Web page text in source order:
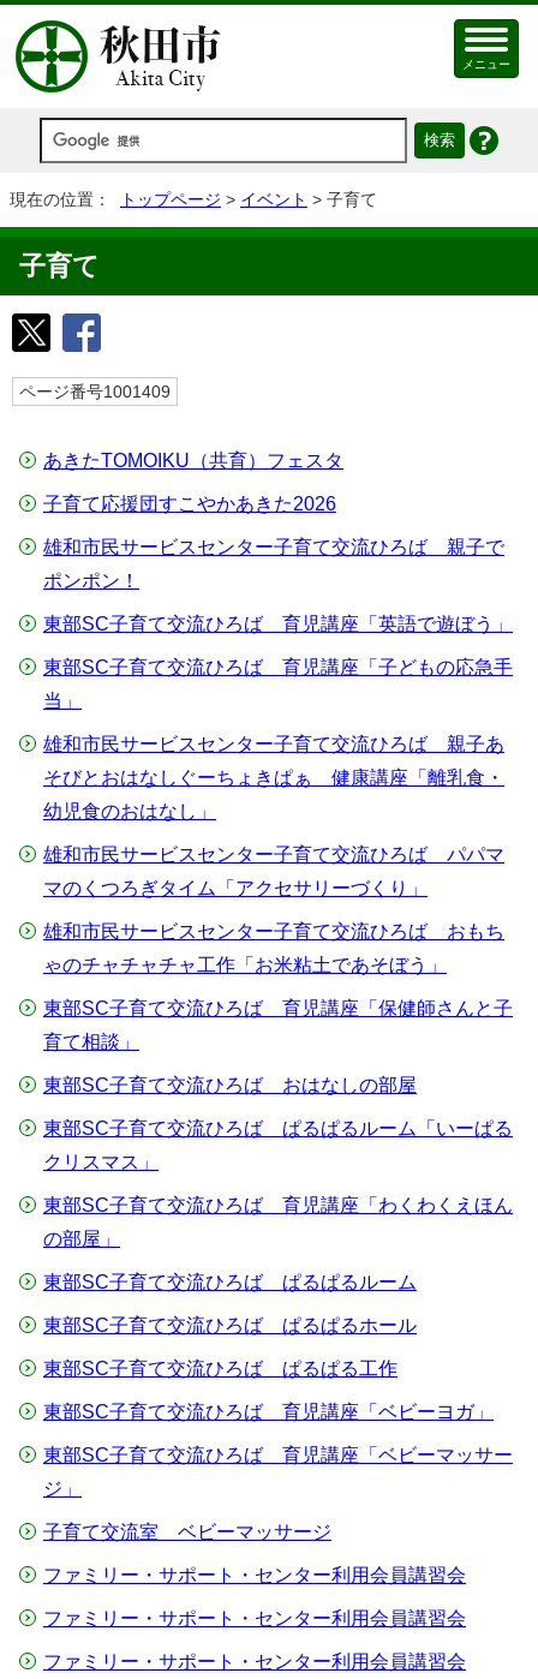
メニュー
現在の位置： トップページ > イベント > 子育て
子育て
ページ番号1001409
あきたTOMOIKU（共育）フェスタ
子育て応援団すこやかあきた2026
雄和市民サービスセンター子育て交流ひろば 親子で
ポンポン！
東部SC子育て交流ひろば 育児講座「英語で遊ぼう」
東部SC子育て交流ひろば 育児講座「子どもの応急手
当」
雄和市民サービスセンター子育て交流ひろば 親子あ
そびとおはなしぐーちょきぱぁ 健康講座「離乳食・
幼児食のおはなし」
雄和市民サービスセンター子育て交流ひろば パパマ
マのくつろぎタイム「アクセサリーづくり」
雄和市民サービスセンター子育て交流ひろば おもち
ゃのチャチャチャ工作「お米粘土であそぼう」
東部SC子育て交流ひろば 育児講座「保健師さんと子
育て相談」
東部SC子育て交流ひろば おはなしの部屋
東部SC子育て交流ひろば ぱるぱるルーム「いーぱる
クリスマス」
東部SC子育て交流ひろば 育児講座「わくわくえほん
の部屋」
東部SC子育て交流ひろば ぱるぱるルーム
東部SC子育て交流ひろば ぱるぱるホール
東部SC子育て交流ひろば ぱるぱる工作
東部SC子育て交流ひろば 育児講座「ベビーヨガ」
東部SC子育て交流ひろば 育児講座「ベビーマッサー
ジ」
子育て交流室 ベビーマッサージ
ファミリー・サポート・センター利用会員講習会
ファミリー・サポート・センター利用会員講習会
ファミリー・サポート・センター利用会員講習会